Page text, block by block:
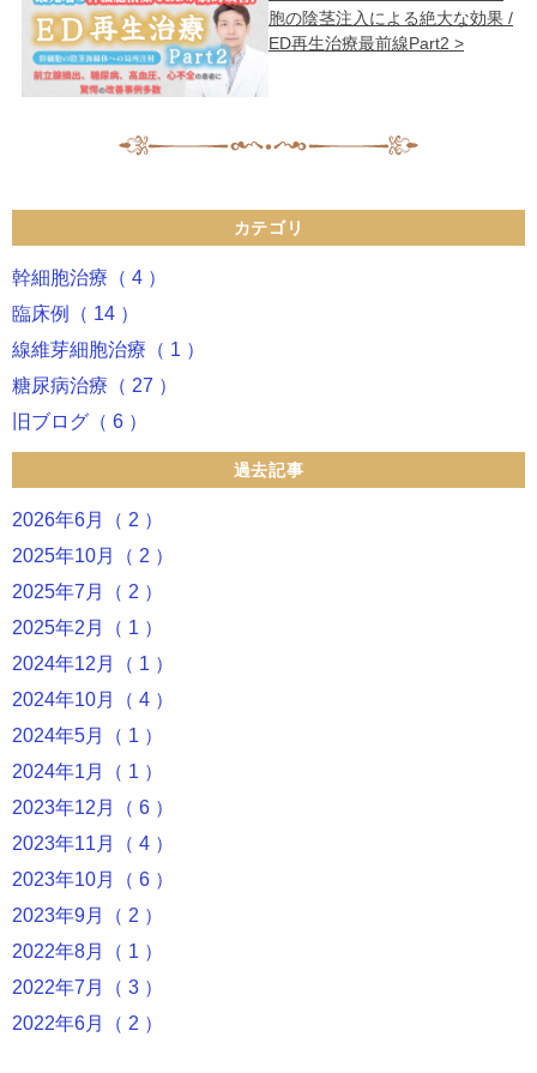
胞の陰茎注入による絶大な効果 /
ED再生治療最前線Part2 >
カテゴリ
幹細胞治療（ 4 ）
臨床例（ 14 ）
線維芽細胞治療（ 1 ）
糖尿病治療（ 27 ）
旧ブログ（ 6 ）
過去記事
2026年6月（ 2 ）
2025年10月（ 2 ）
2025年7月（ 2 ）
2025年2月（ 1 ）
2024年12月（ 1 ）
2024年10月（ 4 ）
2024年5月（ 1 ）
2024年1月（ 1 ）
2023年12月（ 6 ）
2023年11月（ 4 ）
2023年10月（ 6 ）
2023年9月（ 2 ）
2022年8月（ 1 ）
2022年7月（ 3 ）
2022年6月（ 2 ）